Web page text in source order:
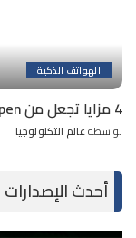
الهواتف الذكية
4 مزايا تجعل من OnePlus Open جهازًا رائعًا
Posted
بواسطةعالم التكنولوجيا
أحدث الإصدارات